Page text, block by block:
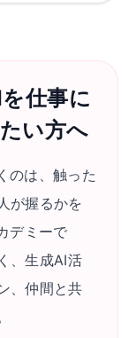
仕事に
い方へ
のは、触った
が握るかを
デミーで
、生成AI活
、仲間と共